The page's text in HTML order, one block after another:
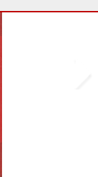
Lê Quý Đôn -
gia "Danh